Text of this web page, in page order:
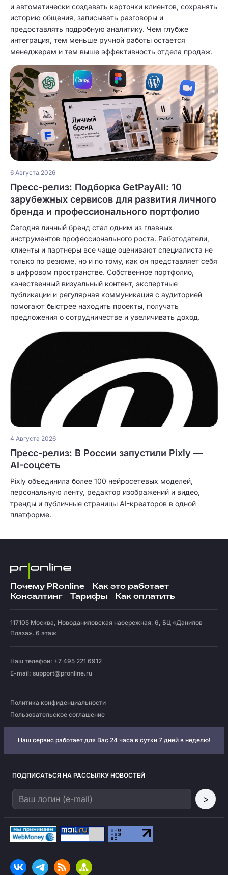
и автоматически создавать карточки клиентов, сохранять
историю общения, записывать разговоры и
предоставлять подробную аналитику. Чем глубже
интеграция, тем меньше ручной работы остается
менеджерам и тем выше эффективность отдела продаж.
6 Августа 2026
Пресс-релиз: Подборка GetPayAll: 10
зарубежных сервисов для развития личного
бренда и профессионального портфолио
Сегодня личный бренд стал одним из главных
инструментов профессионального роста. Работодатели,
клиенты и партнеры все чаще оценивают специалиста не
только по резюме, но и по тому, как он представляет себя
в цифровом пространстве. Собственное портфолио,
качественный визуальный контент, экспертные
публикации и регулярная коммуникация с аудиторией
помогают быстрее находить проекты, получать
предложения о сотрудничестве и увеличивать доход.
4 Августа 2026
Пресс-релиз: В России запустили Pixly —
AI-соцсеть
Pixly объединила более 100 нейросетевых моделей,
персональную ленту, редактор изображений и видео,
тренды и публичные страницы AI-креаторов в одной
платформе.
Почему PRonline
Как это работает
Консалтинг
Тарифы Как оплатить
117105 Москва, Новоданиловская набережная, 6, БЦ «Данилов
Плаза», 6 этаж
Наш телефон: +7 495 221 6912
E-mail: support@pronline.ru
Политика конфиденциальности
Пользовательское соглашение
Наш сервис работает для Вас 24 часа в сутки 7 дней в неделю!
ПОДПИСАТЬСЯ НА РАССЫЛКУ НОВОСТЕЙ